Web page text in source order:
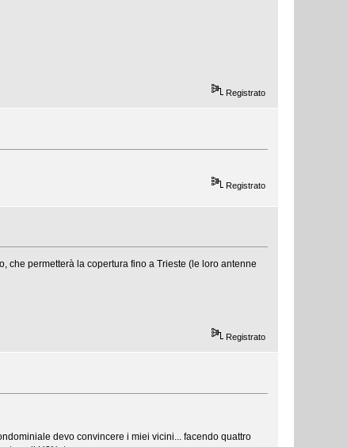
Registrato
Registrato
che permetterà la copertura fino a Trieste (le loro antenne
Registrato
devo convincere i miei vicini... facendo quattro